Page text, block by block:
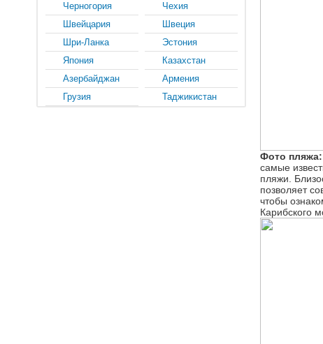
Фото пляжа:
самые
пляжи.
позволяет
чтобы
Карибского
Черногория
Чехия
Швейцария
Швеция
Шри-Ланка
Эстония
Япония
Казахстан
Азербайджан
Армения
Грузия
Таджикистан